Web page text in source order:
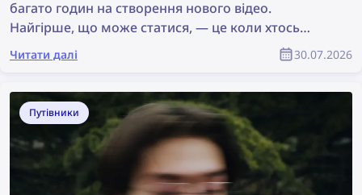
багато годин на створення нового відео.
Найгірше, що може статися, — це коли хтось
просто краде їхній контент, використовує його без
дозволу, а справжній автор не отримує жодного
захистити свої авторські права як учасник
спільноти YouTube?
Читати далі 30.07.2026
Путівники